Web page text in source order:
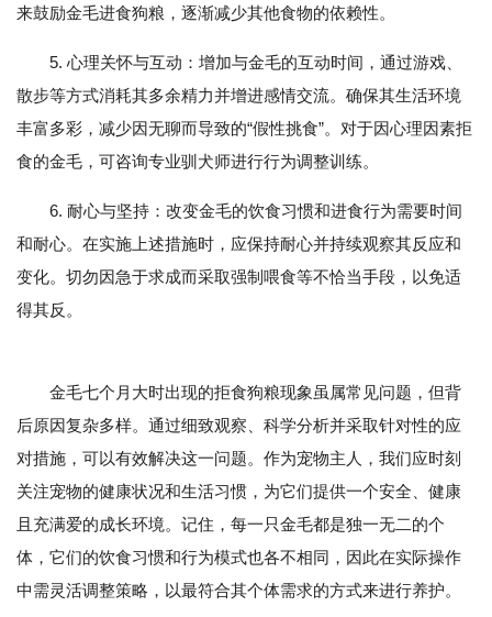
来鼓励金毛进食狗粮，逐渐减少其他食物的依赖性。
5. 心理关怀与互动：增加与金毛的互动时间，通过游戏、
散步等方式消耗其多余精力并增进感情交流。确保其生活环境
丰富多彩，减少因无聊而导致的“假性挑食”。对于因心理因素拒
食的金毛，可咨询专业驯犬师进行行为调整训练。
6. 耐心与坚持：改变金毛的饮食习惯和进食行为需要时间
和耐心。在实施上述措施时，应保持耐心并持续观察其反应和
变化。切勿因急于求成而采取强制喂食等不恰当手段，以免适
得其反。
金毛七个月大时出现的拒食狗粮现象虽属常见问题，但背
后原因复杂多样。通过细致观察、科学分析并采取针对性的应
对措施，可以有效解决这一问题。作为宠物主人，我们应时刻
关注宠物的健康状况和生活习惯，为它们提供一个安全、健康
且充满爱的成长环境。记住，每一只金毛都是独一无二的个
体，它们的饮食习惯和行为模式也各不相同，因此在实际操作
中需灵活调整策略，以最符合其个体需求的方式来进行养护。